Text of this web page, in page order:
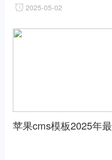
2025-05-02
苹果cms模板2025年